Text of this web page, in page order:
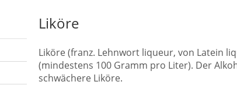
Liköre
Liköre (franz. Lehnwort liqueur, von Latein
(mindestens 100 Gramm pro Liter). Der
schwächere Liköre.